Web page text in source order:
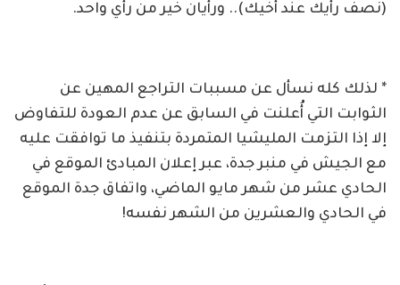
(نصف رأيك عند أخيك).. ورأيان خير من رأي واحد.
* لذلك كله نسأل عن مسببات التراجع المهين عن
الثوابت التي أُعلنت في السابق عن عدم العودة للتفاوض
إلا إذا التزمت المليشيا المتمردة بتنفيذ ما توافقت عليه
مع الجيش في منبر جدة، عبر إعلان المبادئ الموقع في
الحادي عشر من شهر مايو الماضي، واتفاق جدة الموقع
في الحادي والعشرين من الشهر نفسه!